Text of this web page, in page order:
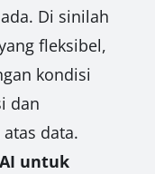
Di sinilah
fleksibel,
kondisi
dan
data.
untuk